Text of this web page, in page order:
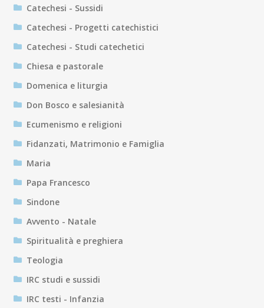
Catechesi - Sussidi
Catechesi - Progetti catechistici
Catechesi - Studi catechetici
Chiesa e pastorale
Domenica e liturgia
Don Bosco e salesianità
Ecumenismo e religioni
Fidanzati, Matrimonio e Famiglia
Maria
Papa Francesco
Sindone
Avvento - Natale
Spiritualità e preghiera
Teologia
IRC studi e sussidi
IRC testi - Infanzia